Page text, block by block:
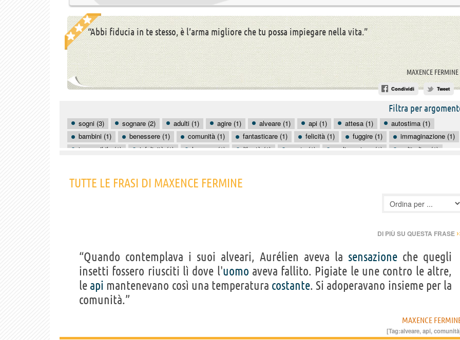
“Abbi fiducia in te stesso, è l’arma migliore che tu possa impiegare nella vita.”
MAXENCE FERMINE
Condividi Tweet
Filtra per
sogni (3) sognare (2) adulti (1) agire (1) alveare (1) api (1) attesa (1)
autostima (1)
bambini (1)
benessere (1) comunità (1) fantasticare (1) felicità (1) fuggire (1)
immaginazione (1)
impossibile (1)
infelicità (1) lavorare (1) libertà (1) morte (1) realizzazione (1)
solitudine (1)
TUTTE LE FRASI DI MAXENCE FERMINE
DI PIÙ SU QUESTA FRASE
“Quando contemplava i suoi alveari, Aurélien aveva la sensazione che quegli
insetti fossero riusciti lì dove l'uomo aveva fallito. Pigiate le une contro le altre,
le api mantenevano così una temperatura costante. Si adoperavano insieme per la
comunità.”
MAXENCE
[Tag:alveare,api,comunità